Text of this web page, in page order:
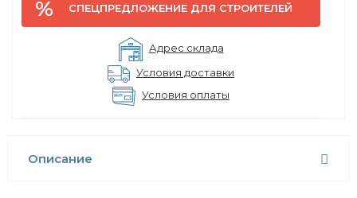
СПЕЦПРЕДЛОЖЕНИЕ ДЛЯ СТРОИТЕЛЕЙ
Адрес склада
Условия доставки
Условия оплаты
Описание